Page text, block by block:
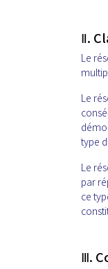
Ⅱ.
Le
Le
type
Le
par
ce
Ⅲ.